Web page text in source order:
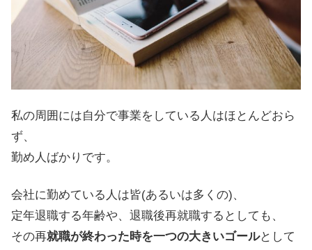
私の周囲には自分で事業をしている人はほとんどおら
ず、
勤め人ばかりです。
会社に勤めている人は皆(あるいは多くの)、
定年退職する年齢や、退職後再就職するとしても、
その再就職が終わった時を一つの大きいゴールとして